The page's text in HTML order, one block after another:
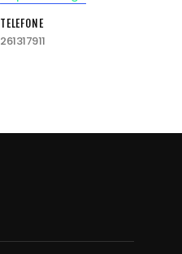
TELEFONE
261317911